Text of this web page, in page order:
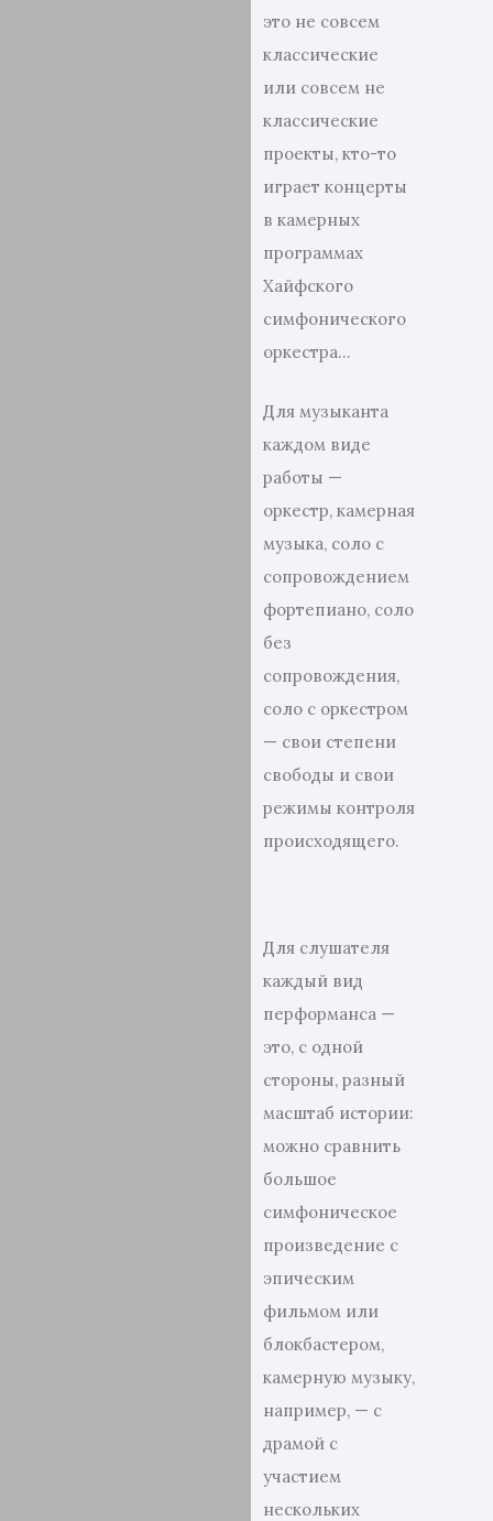
это не совсем
классические
или совсем не
классические
проекты, кто-то
играет концерты
в камерных
программах
Хайфского
симфонического
оркестра…
Для музыканта
каждом виде
работы —
оркестр, камерная
музыка, соло с
сопровождением
фортепиано, соло
без
сопровождения,
соло с оркестром
— свои степени
свободы и свои
режимы контроля
происходящего.
Для слушателя
каждый вид
перформанса —
это, с одной
стороны, разный
масштаб истории:
можно сравнить
большое
симфоническое
произведение с
эпическим
фильмом или
блокбастером,
камерную музыку,
например, — с
драмой с
участием
нескольких